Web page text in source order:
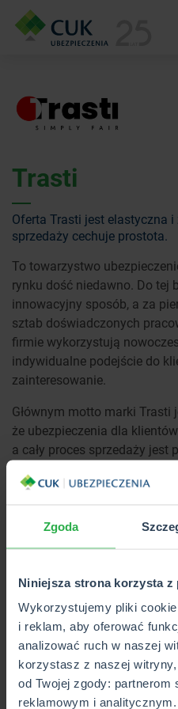
Zgoda
Niniejsza strona korzysta z
Wykorzystujemy pliki
i reklam, aby oferować
analizować ruch w naszej
korzystasz z naszej
od Twojej zgody: partnerom
reklamowym i
Trasti
Oferta Trasti jest elastyczna i
sprzedaży cechuje prostota.
To towarzystwo
rynku dość niedawno. Do tej
innowacyjny sposób, a za
sztab doświadczonych
firmie wykorzystują
indywidualne podejście do
zainteresowanie.
Głównym motto marki Trasti
że ubezpieczenia dla
a cały proces sprzedaży jest
zrozumiała i elastyczna,
potencjał na rynku polis.
Na ten moment w Trasti
ubezpieczenia
czyli towarzystwo
siedzibę w Słowenii i notuje
jedna z większych firm
Europy Południowej.
Trasti wspiera także
znane szwajcarskie